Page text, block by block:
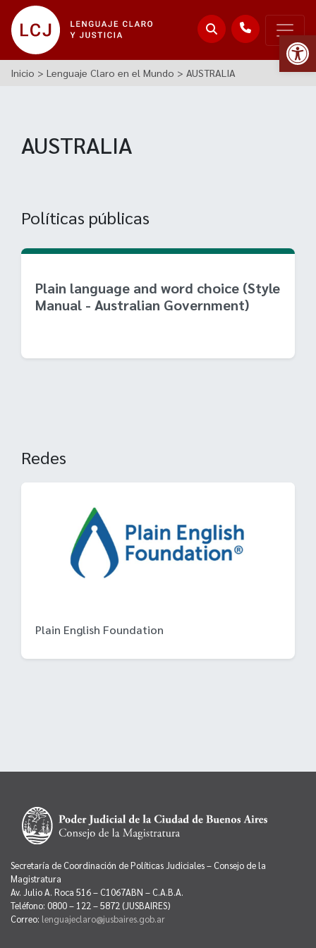
Inicio > Lenguaje Claro en el Mundo > AUSTRALIA
AUSTRALIA
Políticas públicas
Plain language and word choice (Style
Manual - Australian Government)
Redes
Plain English Foundation
Secretaría de Coordinación de Políticas Judiciales – Consejo de la
Magistratura
Av. Julio A. Roca 516 – C1067ABN – C.A.B.A.
Teléfono: 0800 – 122 – 5872 (JUSBAIRES)
Correo: lenguajeclaro@jusbaires.gob.ar